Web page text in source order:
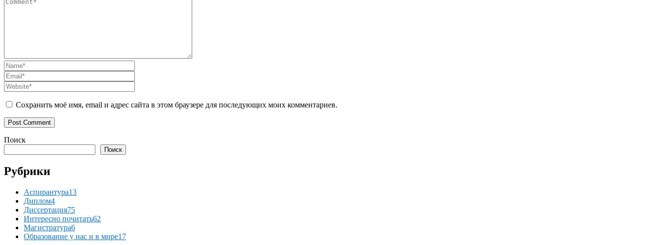
Сохранить моё имя, email и адрес сайта в этом браузере для последующих моих комментариев.
Поиск
Поиск
Рубрики
Аспирантура13
Диплом4
Диссертация75
Интересно почитать62
Магистратура6
Образование у нас и в мире17